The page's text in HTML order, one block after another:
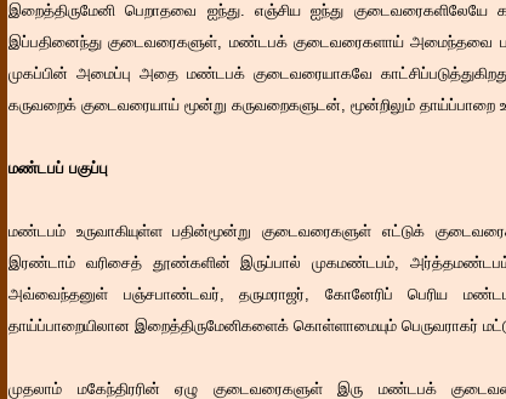
இறைத்திருமேனி பெறாதவை ஐந்து. எஞ்சிய ஐந்து குடைவரைகளிலேயே
இப்பதினைந்து குடைவரைகளுள், மண்டபக் குடைவரைகளாய் அமைந்தவை
முகப்பின் அமைப்பு அதை மண்டபக் குடைவரையாகவே
கருவறைக் குடைவரையாய் மூன்று கருவறைகளுடன், மூன்றிலும் தாய்ப்பாறை
மண்டபப் பகுப்பு
மண்டபம் உருவாகியுள்ள பதின்மூன்று குடைவரைகளுள் எட்டுக்
இரண்டாம் வரிசைத் தூண்களின் இருப்பால் முகமண்டபம், அர்த்தமண்டபம்
அவ்வைந்தனுள் பஞ்சபாண்டவர், தருமராஜர், கோனேரிப் பெரிய
தாய்ப்பாறையிலான இறைத்திருமேனிகளைக் கொள்ளாமையும் பெருவராகர்
முதலாம் மகேந்திரரின் ஏழு குடைவரைகளுள் இரு மண்டபக்